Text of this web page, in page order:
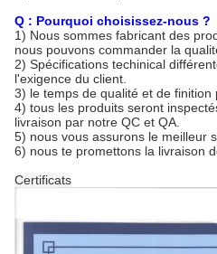
Q : Pourquoi choisissez-nous ?
1) Nous sommes fabricant des
nous pouvons commander la
2) Spécifications techinical
l'exigence du client.
3) le temps de qualité et de finition
4) tous les produits seront
livraison par notre QC et QA.
5) nous vous assurons le meilleur
6) nous te promettons la livraison
Certificats